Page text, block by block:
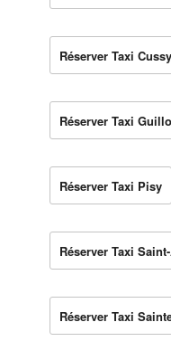
Réserver Taxi
Réserver Taxi
Réserver Taxi Pisy
Réserver Taxi
Réserver Taxi